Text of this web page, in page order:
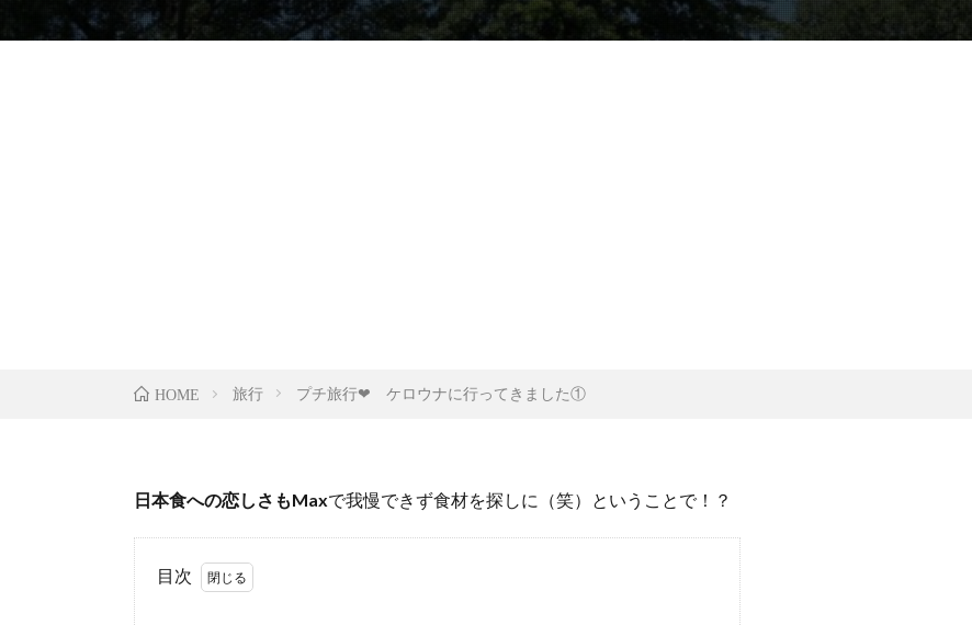
HOME 旅行 プチ旅行❤︎ ケロウナに行ってきました①
日本食への恋しさもMaxで我慢できず食材を探しに（笑）ということで！？
目次